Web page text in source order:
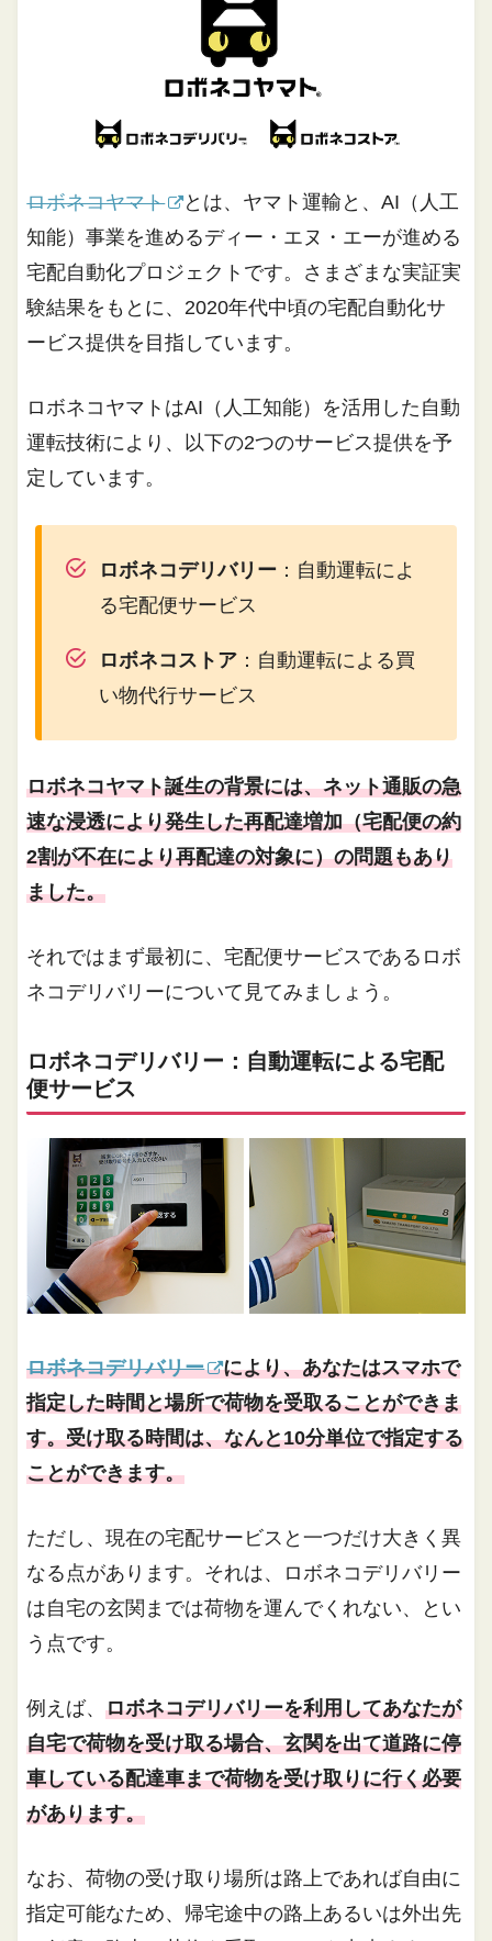
ロボネコヤマト
とは、ヤマト運輸と、AI（人工
知能）事業を進めるディー・エヌ・エーが進める
宅配自動化プロジェクトです。さまざまな実証実
験結果をもとに、2020年代中頃の宅配自動化サ
ービス提供を目指しています。
ロボネコヤマトはAI（人工知能）を活用した自動
運転技術により、以下の2つのサービス提供を予
定しています。
ロボネコデリバリー ：自動運転によ
る宅配便サービス
ロボネコストア ：自動運転による買
い物代行サービス
ロボネコヤマト誕生の背景には、ネット通販の急
速な浸透により発生した再配達増加（宅配便の約
2割が不在により再配達の対象に）の問題もあり
ました。
それではまず最初に、宅配便サービスであるロボ
ネコデリバリーについて見てみましょう。
ロボネコデリバリー：自動運転による宅配
便サービス
ロボネコデリバリー
により、あなたはスマホで
指定した時間と場所で荷物を受取ることができま
す。受け取る時間は、なんと10分単位で指定する
ことができます。
ただし、現在の宅配サービスと一つだけ大きく異
なる点があります。それは、ロボネコデリバリー
は自宅の玄関までは荷物を運んでくれない、とい
う点です。
例えば、ロボネコデリバリーを利用してあなたが
自宅で荷物を受け取る場合、玄関を出て道路に停
車している配達車まで荷物を受け取りに行く必要
があります。
なお、荷物の受け取り場所は路上であれば自由に
指定可能なため、帰宅途中の路上あるいは外出先